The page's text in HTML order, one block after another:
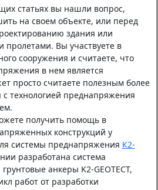
статьях вы нашли вопрос,
на своем объекте, или перед
здания или
Вы участвуете в
сооружения и считаете, что
в нем является
просто считаете полезным более
с технологией преднапряжения
получить помощь в
конструкций у
системы преднапряжения К2-
разработана система
анкеры K2-GEOTECT,
работ от разработки